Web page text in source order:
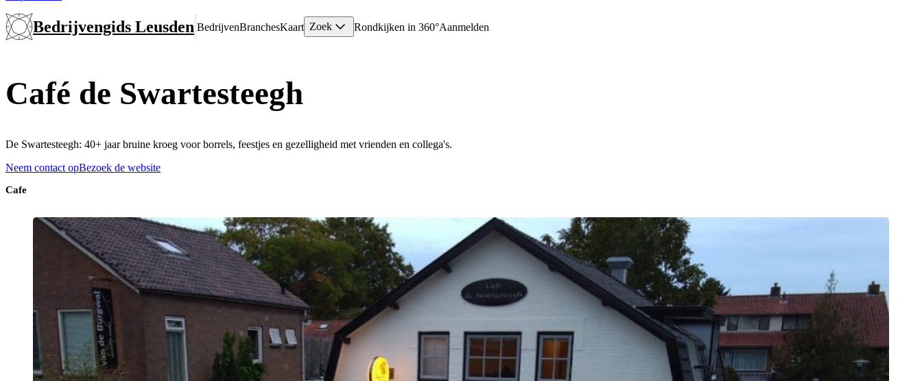
Bedrijvengids Leusden BedrijvenBranchesKaart Zoek Rondkijken in 360°Aanmelden
Café de Swartesteegh
De Swartesteegh: 40+ jaar bruine kroeg voor borrels, feestjes en gezelligheid met vrienden en collega's.
Neem contact opBezoek de website
Cafe